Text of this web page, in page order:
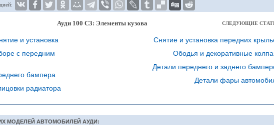
Ауди 100 С3: Элементы кузова СЛЕДУЮЩИЕ
и установка
с передним
бампера
радиатора
Снятие и установка передних
Ободья и декоративные
Детали переднего и заднего
Детали фары
МОДЕЛЕЙ АВТОМОБИЛЕЙ АУДИ: